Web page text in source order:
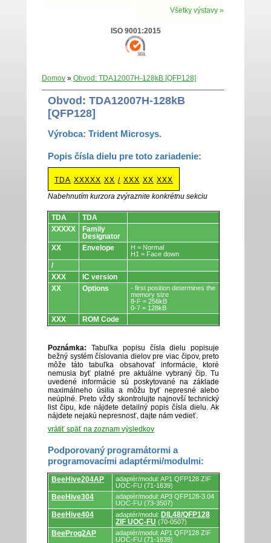
Všetky výstavy »
ISO 9001:2015
Domov » Obvod: TDA12007H-128kB [QFP128]
Obvod: TDA12007H-128kB
[QFP128]
Výrobca: Trident Microsys.
Popis čísla dielu pre toto zariadenie:
TDA XXXXX XX / XXX XX XXX
Nabehnutím kurzora zvýraznite konkrétnu sekciu
Obvody.
TDA
TDA
XXXXX
Family
Designator
XX
Envelope
H = Normal
H1 = Face down
/
XXX
IC version
XX
Options
- first position determines the
memory size
8-F = 256kB
0-7 = 128kB
XXX ROM Code
Poznámka: Tabuľka popisu čísla dielu popisuje
bežný systém číslovania dielov pre viac čipov, preto
môže táto tabuľka obsahovať informácie, ktoré
nemusia byť platné pre aktuálne vybraný čip. Tu
uvedené informácie sú poskytované na základe
maximálneho úsilia a môžu byť nepresné alebo
neúplné. Preto vždy skontrolujte najnovší technický
list čipu, kde nájdete detailný popis čísla dielu. Ak
nájdete nejakú nepresnosť, dajte nám vedieť.
vrátiť späť na zoznam výsledkov
Podporovaný programátormi a
programovacími adaptérmi/modulmi:
Podporovaný
programátormi
a
programovacími
BeeHive204AP
adaptér/modul: AP1 QFP128 ZIF
UOC-FU (71-1639)
BeeHive304
adaptér/modul: AP3 QFP128-3.04
UOC-FU (73-3507)
BeeHive404 adaptér/modul: DIL48/QFP128
ZIF UOC-FU (70-0507)
BeeProg2AP
adaptér/modul: AP1 QFP128 ZIF
UOC-FU (71-1639)